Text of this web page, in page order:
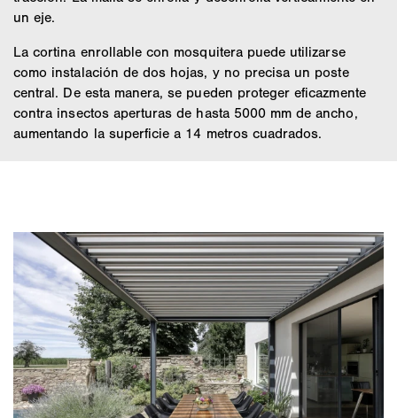
un eje.
La cortina enrollable con mosquitera puede utilizarse
como instalación de dos hojas, y no precisa un poste
central. De esta manera, se pueden proteger eficazmente
contra insectos aperturas de hasta 5000 mm de ancho,
aumentando la superficie a 14 metros cuadrados.